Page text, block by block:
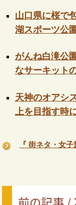
山口県に桜で
湖スポーツ公
がんね白滝公
なサーキット
天神のオアシ
上を目指す時
『 街ネタ・女